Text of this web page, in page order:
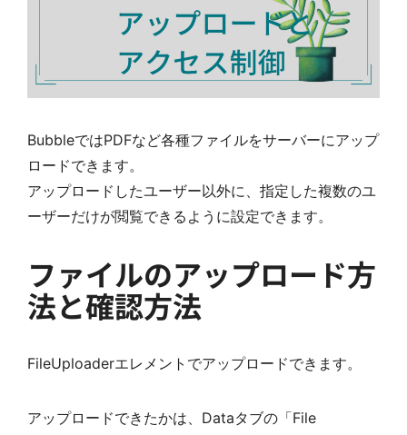
BubbleではPDFなど各種ファイルをサーバーにアップ
ロードできます。
アップロードしたユーザー以外に、指定した複数のユ
ーザーだけが閲覧できるように設定できます。
ファイルのアップロード方
法と確認方法
FileUploaderエレメントでアップロードできます。
アップロードできたかは、Dataタブの「File